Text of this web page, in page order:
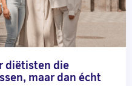
diëtisten die
maar dan écht